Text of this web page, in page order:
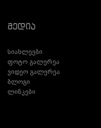
Მედია
სიახლეები
ფოტო გალერეა
ვიდეო გალერეა
ბლოგი
ლინკები